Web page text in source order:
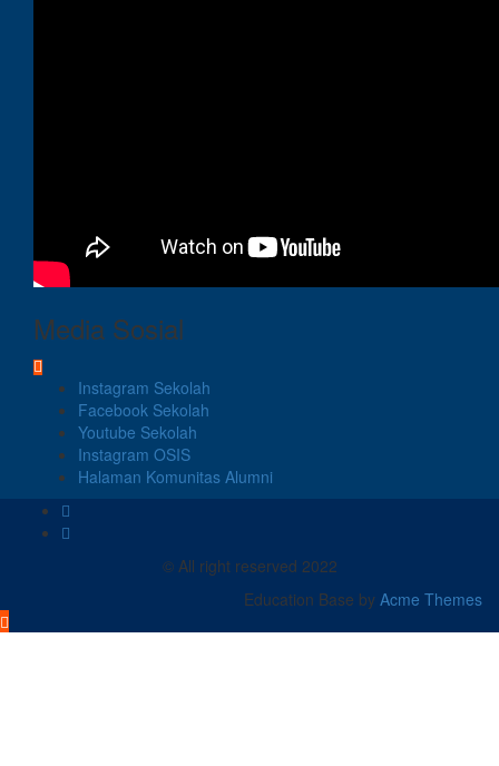
Media Sosial
Instagram Sekolah
Facebook Sekolah
Youtube Sekolah
Instagram OSIS
Halaman Komunitas Alumni
© All right reserved 2022
Education Base by Acme Themes